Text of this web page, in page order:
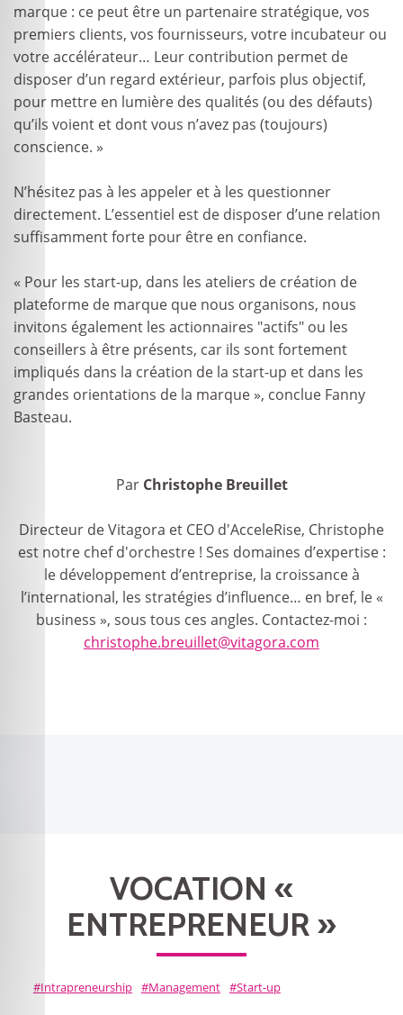
marque : ce peut être un partenaire stratégique, vos
premiers clients, vos fournisseurs, votre incubateur ou
votre accélérateur… Leur contribution permet de
disposer d’un regard extérieur, parfois plus objectif,
pour mettre en lumière des qualités (ou des défauts)
qu’ils voient et dont vous n’avez pas (toujours)
conscience. »
N’hésitez pas à les appeler et à les questionner
directement. L’essentiel est de disposer d’une relation
suffisamment forte pour être en confiance.
« Pour les start-up, dans les ateliers de création de
plateforme de marque que nous organisons, nous
invitons également les actionnaires "actifs" ou les
conseillers à être présents, car ils sont fortement
impliqués dans la création de la start-up et dans les
grandes orientations de la marque », conclue Fanny
Basteau.
Par Christophe Breuillet
Directeur de Vitagora et CEO d'AcceleRise, Christophe
est notre chef d'orchestre ! Ses domaines d’expertise :
le développement d’entreprise, la croissance à
l’international, les stratégies d’influence… en bref, le «
business », sous tous ces angles. Contactez-moi :
christophe.breuillet@vitagora.com
VOCATION «
ENTREPRENEUR »
Intrapreneurship Management Start-up